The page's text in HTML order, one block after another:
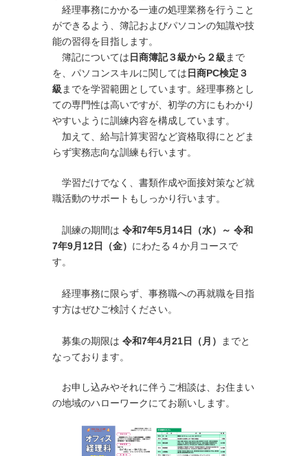
経理事務にかかる一連の処理業務を行うこと
ができるよう、簿記およびパソコンの知識や技
能の習得を目指します。
簿記については 日商簿記３級から２級 まで
を、パソコンスキルに関しては 日商PC検定３
級 までを学習範囲としています。経理事務とし
ての専門性は高いですが、初学の方にもわかり
やすいように訓練内容を構成しています。
加えて、給与計算実習など資格取得にとどま
らず実務志向な訓練も行います。
学習だけでなく、書類作成や面接対策など就
職活動のサポートもしっかり行います。
訓練の期間は 令和7年5月14日（水）～ 令和
7年9月12日（金） にわたる４か月コースで
す。
経理事務に限らず、事務職への再就職を目指
す方はぜひご検討ください。
募集の期限は 令和7年4月21日（月）
までと
なっております。
お申し込みやそれに伴うご相談は、お住まい
の地域のハローワークにてお願いします。